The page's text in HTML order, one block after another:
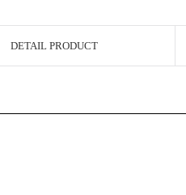
DETAIL PRODUCT